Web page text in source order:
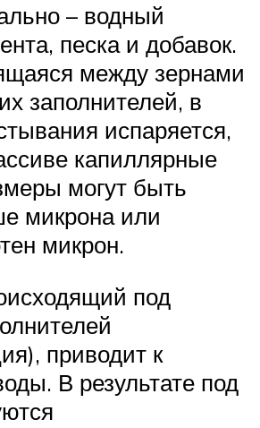
– водный
песка и добавок.
между зернами
заполнителей, в
испаряется,
капиллярные
могут быть
микрона или
микрон.
под
приводит к
В результате под